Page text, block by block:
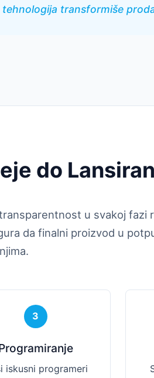
transformiše
do
u svakoj fazi
da finalni proizvod u
3
iskusni programeri